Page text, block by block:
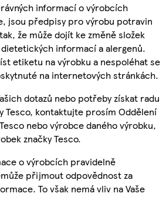
informací o výrobcích
jsou předpisy pro výrobu potravin
že může dojít ke změně složek
informací a alergenů.
etiketu na výrobku a nespoléhat se
na internetových stránkách.
dotazů nebo potřeby získat radu
Tesco, kontaktujte prosím Oddělení
nebo výrobce daného výrobku,
značky Tesco.
o výrobcích pravidelně
přijmout odpovědnost za
To však nemá vliv na Vaše